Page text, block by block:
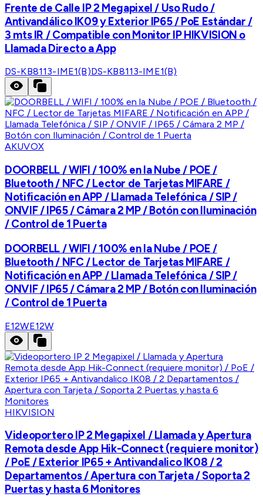
Frente de Calle IP 2 Megapixel / Uso Rudo /
Antivandálico IK09 y Exterior IP65 / PoE Estándar /
3 mts IR / Compatible con Monitor IP HIKVISION o
Llamada Directo a App
DS-KB8113-IME1(B)DS-KB8113-IME1(B)
AKUVOX
DOORBELL / WIFI / 100% en la Nube / POE /
Bluetooth / NFC / Lector de Tarjetas MIFARE /
Notificación en APP / Llamada Telefónica / SIP /
ONVIF / IP65 / Cámara 2 MP / Botón con Iluminación
/ Control de 1 Puerta
DOORBELL / WIFI / 100% en la Nube / POE /
Bluetooth / NFC / Lector de Tarjetas MIFARE /
Notificación en APP / Llamada Telefónica / SIP /
ONVIF / IP65 / Cámara 2 MP / Botón con Iluminación
/ Control de 1 Puerta
E12WE12W
HIKVISION
Videoportero IP 2 Megapixel / Llamada y Apertura
Remota desde App Hik-Connect (requiere monitor)
/ PoE / Exterior IP65 + Antivandalico IK08 / 2
Departamentos / Apertura con Tarjeta / Soporta 2
Puertas y hasta 6 Monitores